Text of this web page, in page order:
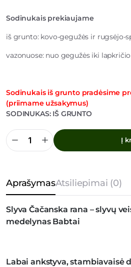
Sodinukais prekiaujame
iš grunto: kovo-gegužės ir rugsėjo-
vazonuose: nuo gegužės iki
Sodinukais iš grunto pradėsime
(priimame užsakymus)
SODINUKAS: IŠ GRUNTO
Slyva
Čačanska
Į
AprašymasAtsiliepimai (0)
Slyva Čačanska rana – slyvų
medelynas Babtai
Labai ankstyva, stambiavaisė